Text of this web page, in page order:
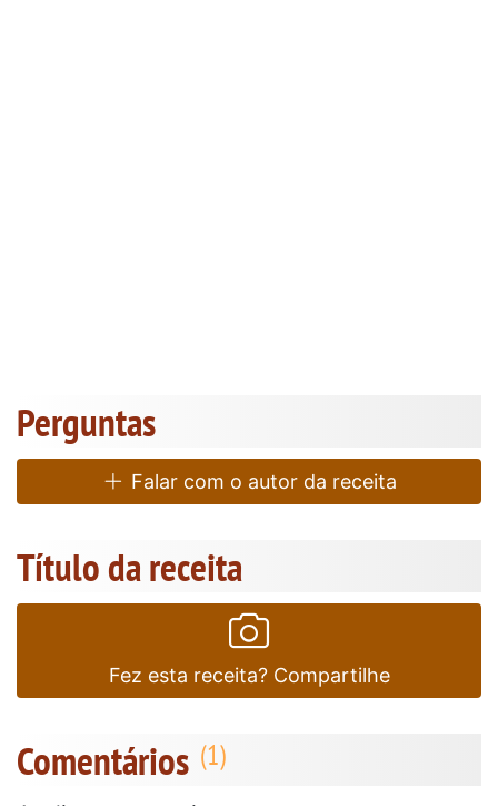
Perguntas
Falar com o autor da receita
Título da receita
Fez esta receita? Compartilhe
Comentários